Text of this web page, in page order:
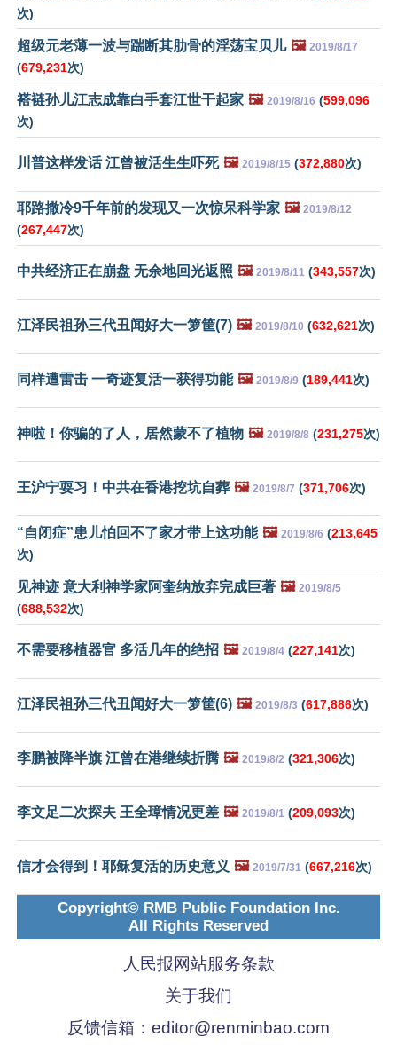
次)
超级元老薄一波与踹断其肋骨的淫荡宝贝儿 🖼️ 2019/8/17
(679,231次)
褡裢孙儿江志成靠白手套江世干起家 🖼️ 2019/8/16 (599,096
次)
川普这样发话 江曾被活生生吓死 🖼️ 2019/8/15 (372,880次)
耶路撒冷9千年前的发现又一次惊呆科学家 🖼️ 2019/8/12
(267,447次)
中共经济正在崩盘 无余地回光返照 🖼️ 2019/8/11 (343,557次)
江泽民祖孙三代丑闻好大一箩筐(7) 🖼️ 2019/8/10 (632,621次)
同样遭雷击 一奇迹复活一获得功能 🖼️ 2019/8/9 (189,441次)
神啦！你骗的了人，居然蒙不了植物 🖼️ 2019/8/8 (231,275次)
王沪宁耍习！中共在香港挖坑自葬 🖼️ 2019/8/7 (371,706次)
“自闭症”患儿怕回不了家才带上这功能 🖼️ 2019/8/6 (213,645
次)
见神迹 意大利神学家阿奎纳放弃完成巨著 🖼️ 2019/8/5
(688,532次)
不需要移植器官 多活几年的绝招 🖼️ 2019/8/4 (227,141次)
江泽民祖孙三代丑闻好大一箩筐(6) 🖼️ 2019/8/3 (617,886次)
李鹏被降半旗 江曾在港继续折腾 🖼️ 2019/8/2 (321,306次)
李文足二次探夫 王全璋情况更差 🖼️ 2019/8/1 (209,093次)
信才会得到！耶稣复活的历史意义 🖼️ 2019/7/31 (667,216次)
Copyright© RMB Public Foundation Inc.
All Rights Reserved
人民报网站服务条款
关于我们
反馈信箱： editor@renminbao.com